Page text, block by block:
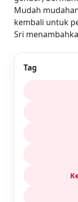
Mudah
kembali untuk
Sri
Tag